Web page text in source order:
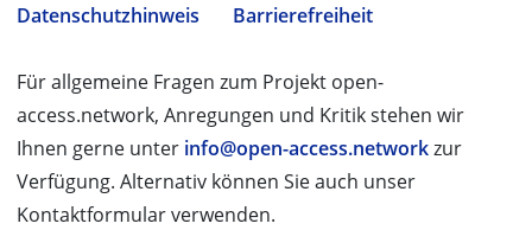
Datenschutzhinweis
Barrierefreiheit
Für allgemeine Fragen zum Projekt open-
access.network, Anregungen und Kritik stehen wir
Ihnen gerne unter info@open-access.networkzur
Verfügung. Alternativ können Sie auch unser
Kontaktformular verwenden.